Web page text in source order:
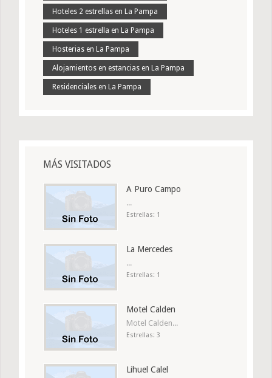
Hoteles 2 estrellas en La Pampa
Hoteles 1 estrella en La Pampa
Hosterias en La Pampa
Alojamientos en estancias en La Pampa
Residenciales en La Pampa
MÁS VISITADOS
A Puro Campo
...
Estrellas: 1
La Mercedes
...
Estrellas: 1
Motel Calden
Motel Calden...
Estrellas: 3
Lihuel Calel